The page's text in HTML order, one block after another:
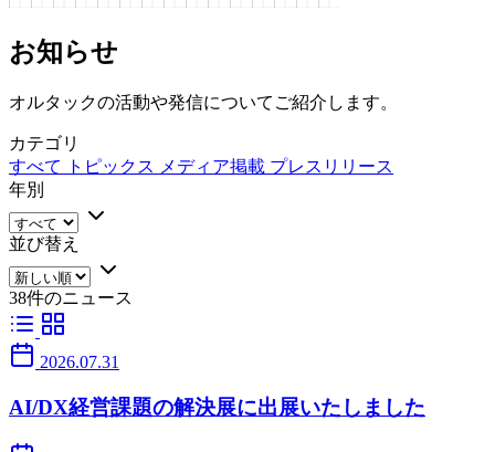
お知らせ
オルタックの活動や発信についてご紹介します。
カテゴリ
すべて
トピックス メディア掲載 プレスリリース
年別
並び替え
38件のニュース
2026.07.31
AI/DX経営課題の解決展に出展いたしました